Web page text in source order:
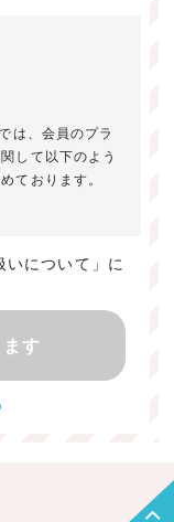
は、会員のプラ
して以下のよう
ております。
めにのみ利用い
ご連絡
いについて」に
す